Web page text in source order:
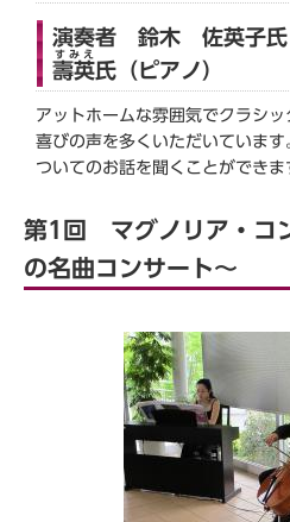
演奏者 鈴木 佐英子氏
壽英
すみえ
氏（ピアノ）
アットホームな雰囲気でクラシッ
喜びの声を多くいただいていま
ついてのお話を聞くことができま
第1回 マグノリア・コ
の名曲コンサート～